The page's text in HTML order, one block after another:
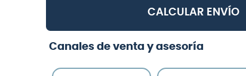
CALCULAR ENVÍO
Canales de venta y asesoría